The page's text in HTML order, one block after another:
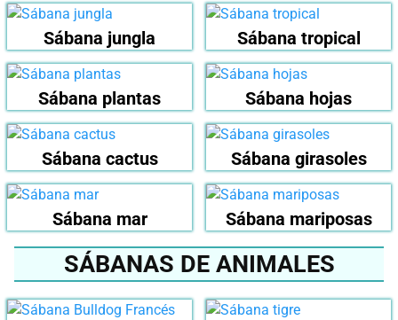
Sábana jungla Sábana tropical
Sábana plantas Sábana hojas
Sábana cactus Sábana girasoles
Sábana mar Sábana mariposas
SÁBANAS DE ANIMALES